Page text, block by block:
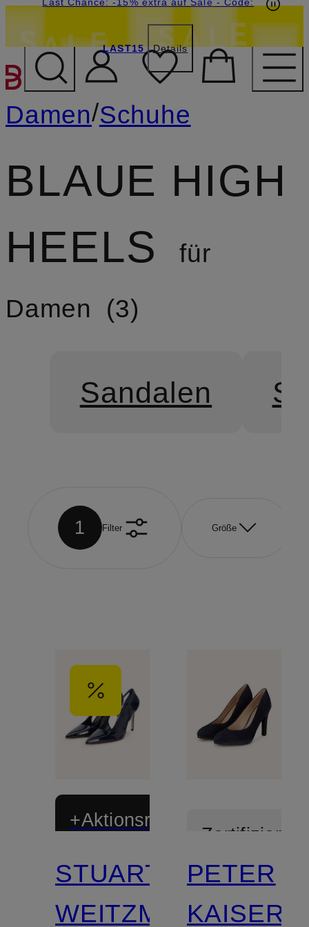
ZUM HAUPTINHALT
LAST15 Details
Damen/Schuhe
BLAUE HIGH
HEELS
für
Damen
3
Sandalen
1 Filter Größe
+Aktionsrabatt
STUART
WEITZMAN
Zertifiziert
PETER
KAISER